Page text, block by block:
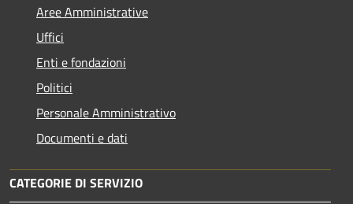
Aree Amministrative
Uffici
Enti e fondazioni
Politici
Personale Amministrativo
Documenti e dati
CATEGORIE DI SERVIZIO